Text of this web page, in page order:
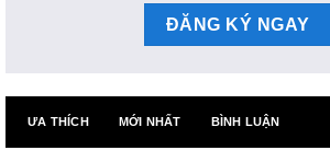
ƯA THÍCH MỚI NHẤT BÌNH LUẬN